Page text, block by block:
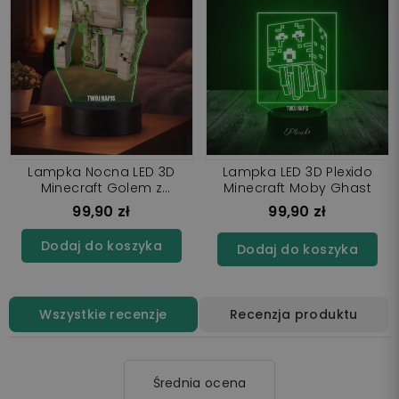
Lampka Nocna LED 3D
Minecraft Golem z
Imieniem
99,90 zł
Dodaj do koszyka
Lampka LED 3D Plexido
Minecraft Moby Ghast
99,90 zł
Dodaj do koszyka
Wszystkie recenzje Recenzja produktu
Średnia ocena